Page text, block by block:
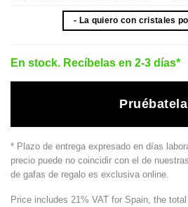
- La quiero con cristales
En stock. Recíbelas en 2-3 días*
* Plazo de entrega expresado en días
precio puede no coincidir con el de
de gafas de regalo es exclusiva online.
Price includes 21% VAT for Spain, the